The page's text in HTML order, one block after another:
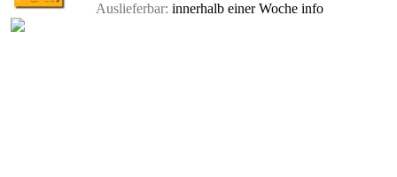
Auslieferbar: innerhalb einer Woche info